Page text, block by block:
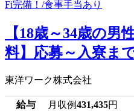
【18歳～34歳の男
料】応募～入寮ま
東洋ワーク株式会社
給与 月収例431,435円